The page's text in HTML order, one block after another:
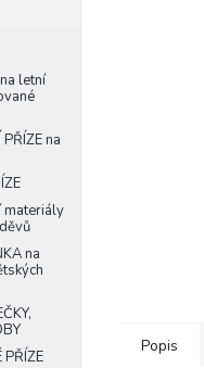
letní
na
materiály
na
PŘÍZE
Popis